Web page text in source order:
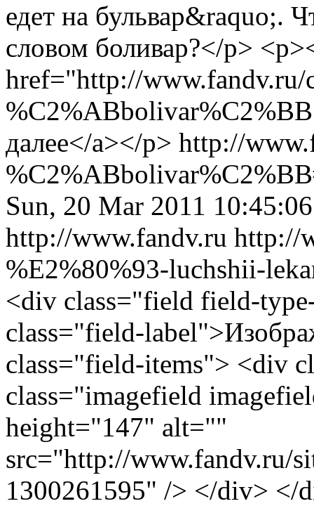
едет на бульвар&raquo;.
словом боливар?</p>
href="http://www.fandv.ru/
далее</a></p> http://
Sun, 20 Mar 2011
http://www.fandv.ru http://
%E2%80%93-luchshii-
<div class="field field-
class="field-
class="field-items"> <div
class="imagefield
height="147" alt=""
src="http://www.fandv.ru/
1300261595" /> </div> </